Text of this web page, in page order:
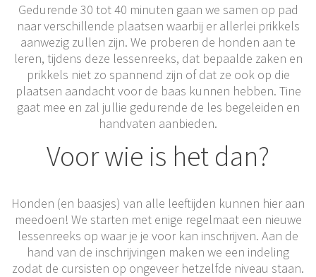
Gedurende 30 tot 40 minuten gaan we samen op pad
naar verschillende plaatsen waarbij er allerlei prikkels
aanwezig zullen zijn. We proberen de honden aan te
leren, tijdens deze lessenreeks, dat bepaalde zaken en
prikkels niet zo spannend zijn of dat ze ook op die
plaatsen aandacht voor de baas kunnen hebben. Tine
gaat mee en zal jullie gedurende de les begeleiden en
handvaten aanbieden.
Voor wie is het dan?
Honden (en baasjes) van alle leeftijden kunnen hier aan
meedoen! We starten met enige regelmaat een nieuwe
lessenreeks op waar je je voor kan inschrijven. Aan de
hand van de inschrijvingen maken we een indeling
zodat de cursisten op ongeveer hetzelfde niveau staan.